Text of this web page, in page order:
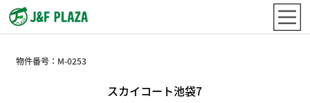
物件番号： M-0253
スカイコート池袋7